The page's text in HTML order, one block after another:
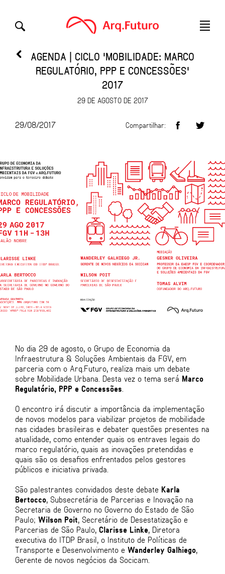
AGENDA | CICLO 'MOBILIDADE: MARCO
REGULATÓRIO, PPP E CONCESSÕES'
2017
29 DE AGOSTO DE 2017
29/08/2017 Compartilhar:
No dia 29 de agosto, o Grupo de Economia da
Infraestrutura & Soluções Ambientais da FGV, em
parceria com o Arq.Futuro, realiza mais um debate
sobre Mobilidade Urbana. Desta vez o tema será Marco
Regulatório, PPP e Concessões
O encontro irá discutir a importância da implementação
de novos modelos para viabilizar projetos de mobilidade
nas cidades brasileiras e debater questões presentes na
atualidade, como entender quais os entraves legais do
marco regulatório, quais as inovações pretendidas e
quais são os desafios enfrentados pelos gestores
públicos e iniciativa privada.
São palestrantes convidados deste debate Karla
Bertocco , Subsecretária de Parcerias e Inovação na
Secretaria de Governo no Governo do Estado de São
Paulo; Wilson Poit , Secretário de Desestatização e
Parcerias de São Paulo, Clarisse Linke , Diretora
executiva do ITDP Brasil, o Instituto de Políticas de
Transporte e Desenvolvimento e Wanderley Galhiego
Gerente de novos negócios da Socicam.